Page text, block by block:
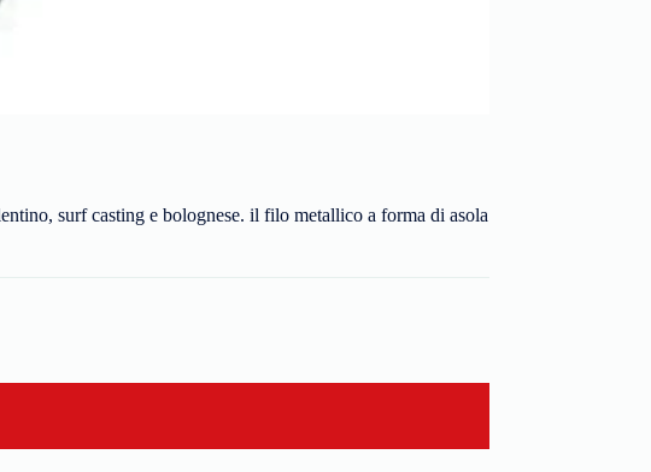
surf casting e bolognese. il filo metallico a forma di asola